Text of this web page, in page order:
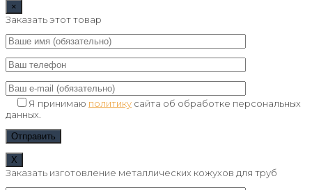
×
Заказать этот товар
Я принимаю политику сайта об обработке персональных
данных.
Х
Заказать изготовление металлических кожухов для труб